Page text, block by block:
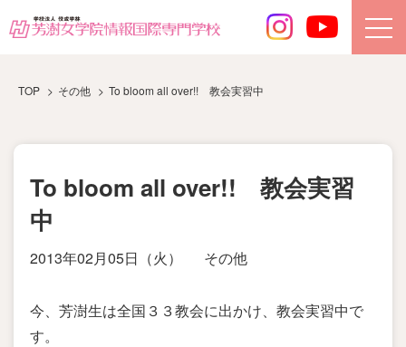
TOP その他 To bloom all over!! 教会実習中
To bloom all over!! 教会実習
中
2013年02月05日（火） その他
今、芳澍生は全国３３教会に出かけ、教会実習中で
す。